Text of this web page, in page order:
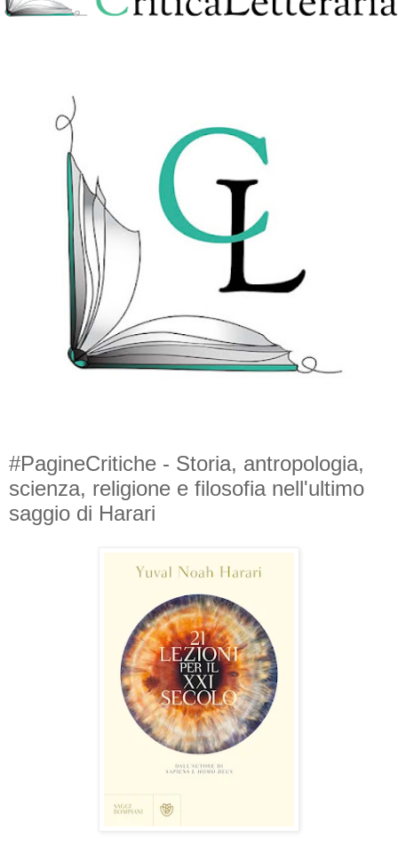
#PagineCritiche - Storia, antropologia,
scienza, religione e filosofia nell'ultimo
saggio di Harari